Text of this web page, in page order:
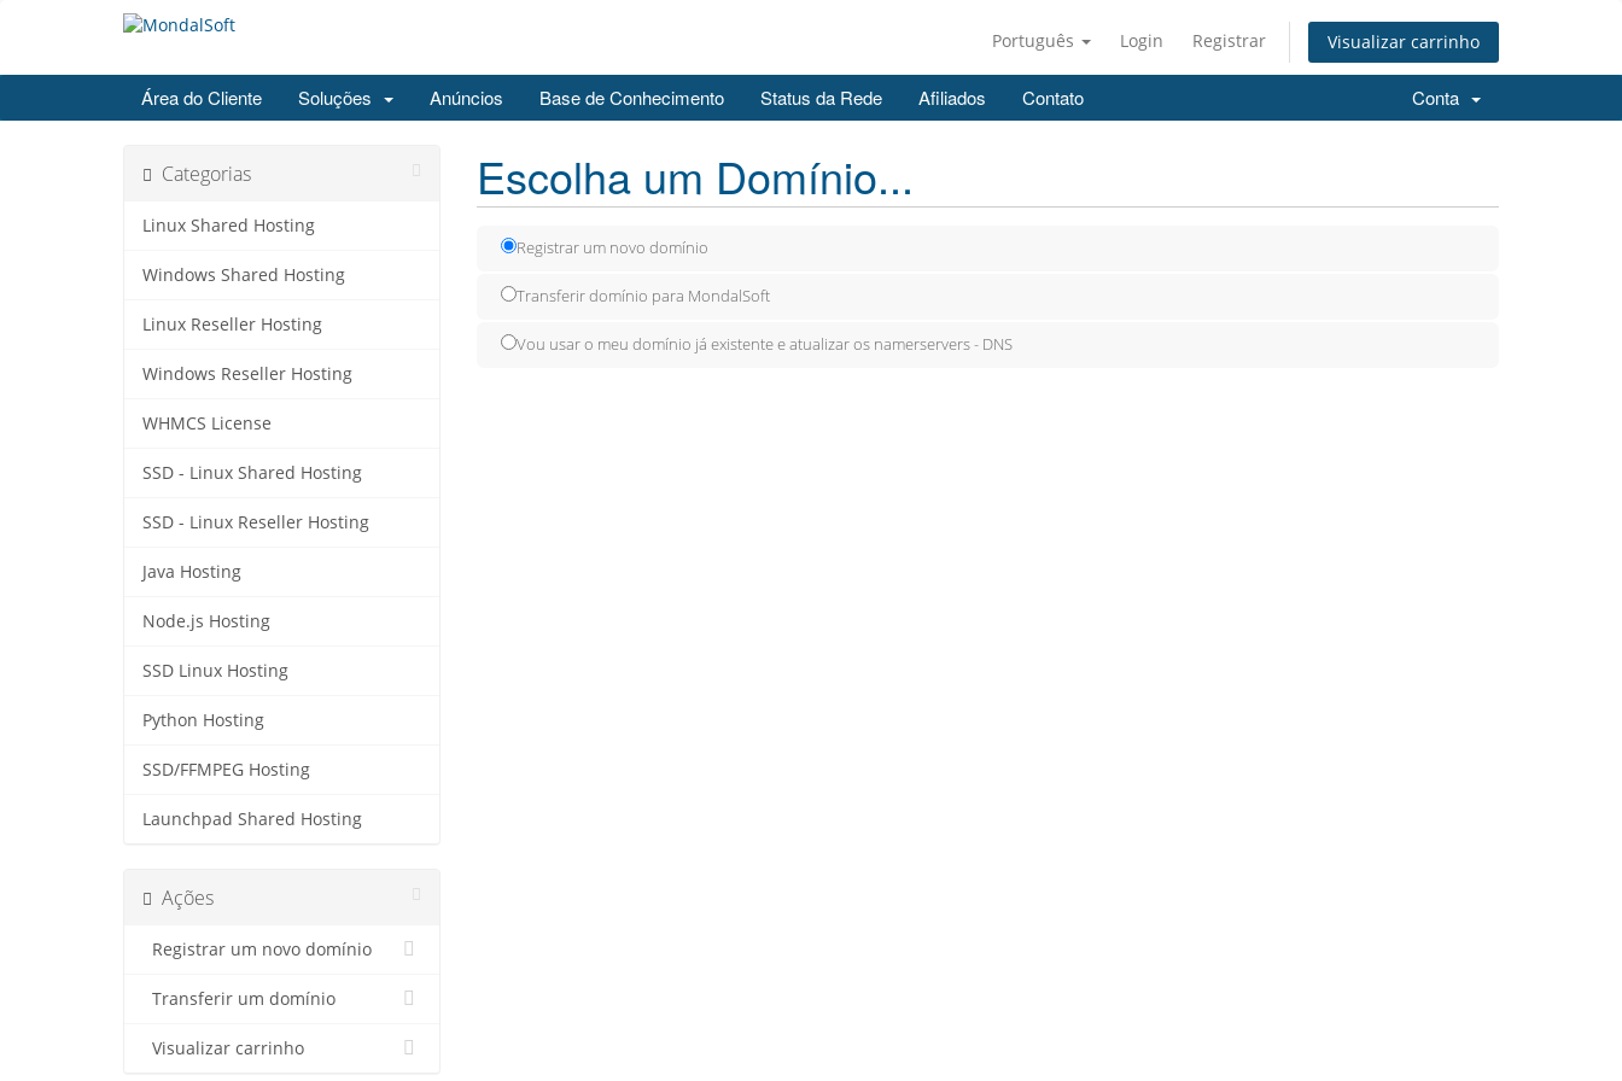
Português Login Registrar Visualizar carrinho
Área do Cliente Soluções Anúncios Base de Conhecimento Status da Rede Afiliados Contato Conta
Categorias
Linux Shared Hosting
Windows Shared Hosting
Linux Reseller Hosting
Windows Reseller Hosting
WHMCS License
SSD - Linux Shared Hosting
SSD - Linux Reseller Hosting
Java Hosting
Node.js Hosting
SSD Linux Hosting
Python Hosting
SSD/FFMPEG Hosting
Launchpad Shared Hosting
Ações
Registrar um novo domínio
Transferir um domínio
Visualizar carrinho
Escolha um Domínio...
Registrar um novo domínio
Transferir domínio para MondalSoft
Vou usar o meu domínio já existente e atualizar os namerservers - DNS